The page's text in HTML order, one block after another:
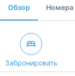
Обзор Номера
Забронировать